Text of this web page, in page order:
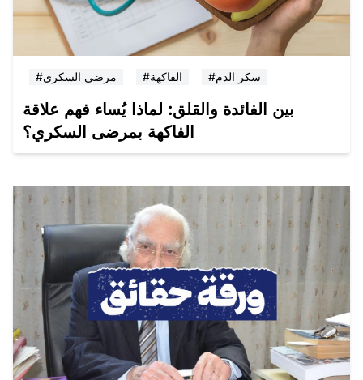
#مرضى السكري #الفاكهة #سكر الدم
بين الفائدة والقلق: لماذا يُساء فهم علاقة
الفاكهة بمرضى السكري؟